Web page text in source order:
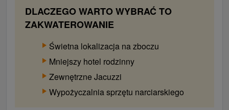
DLACZEGO WARTO WYBRAĆ TO
ZAKWATEROWANIE
Świetna lokalizacja na zboczu
Mniejszy hotel rodzinny
Zewnętrzne Jacuzzi
Wypożyczalnia sprzętu narciarskiego